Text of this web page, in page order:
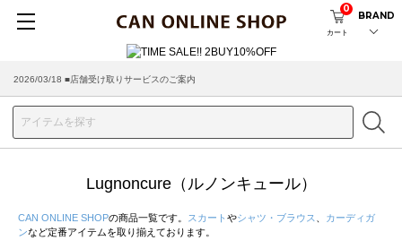
カート
0
BRAND
2026/03/18 ■店舗受け取りサービスのご案内
Lugnoncure（ルノンキュール）
CAN ONLINE SHOPの商品一覧です。 スカート やシャツ・ブラウス
カーディガ
ンなど定番アイテムを取り揃えております。